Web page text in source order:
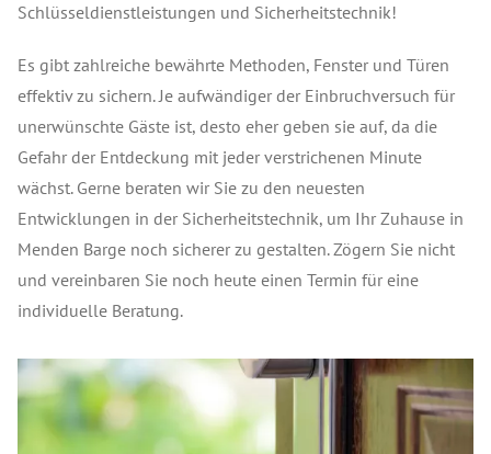
Schlüsseldienstleistungen und Sicherheitstechnik!
Es gibt zahlreiche bewährte Methoden, Fenster und Türen
effektiv zu sichern. Je aufwändiger der Einbruchversuch für
unerwünschte Gäste ist, desto eher geben sie auf, da die
Gefahr der Entdeckung mit jeder verstrichenen Minute
wächst. Gerne beraten wir Sie zu den neuesten
Entwicklungen in der Sicherheitstechnik, um Ihr Zuhause in
Menden Barge noch sicherer zu gestalten. Zögern Sie nicht
und vereinbaren Sie noch heute einen Termin für eine
individuelle Beratung.